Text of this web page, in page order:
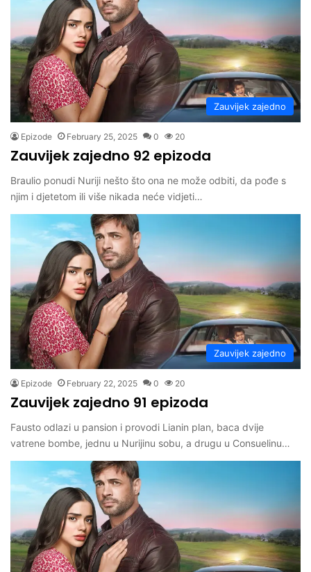
Zauvijek zajedno
Epizode February 25, 2025 0 20
Zauvijek zajedno 92 epizoda
Braulio ponudi Nuriji nešto što ona ne može odbiti, da pođe s
njim i djetetom ili više nikada neće vidjeti…
Zauvijek zajedno
Epizode February 22, 2025 0 20
Zauvijek zajedno 91 epizoda
Fausto odlazi u pansion i provodi Lianin plan, baca dvije
vatrene bombe, jednu u Nurijinu sobu, a drugu u Consuelinu…